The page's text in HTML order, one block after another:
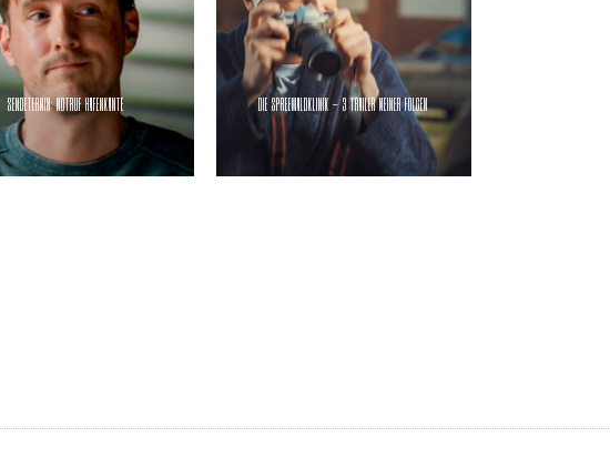
SENDETERMIN: NOTRUF HAFENKANTE DIE SPREEWALDKLINIK – 3 TRAILER MEINER FOLGEN